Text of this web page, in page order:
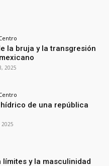
la bruja y la transgresión
2025
de una república
límites y la masculinidad